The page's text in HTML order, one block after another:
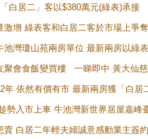
白居二」客以$380萬元(綠表)承接
激增 綠表客和白居二客於市場上
灣瓊山苑兩房單位 最新兩房以綠
聚會食飯變買樓 一睇即中 黃大仙
年 依然有價有市 最新兩房獲「白居
勢入市上車 牛池灣新世界居屋嘉峰
白居二年輕夫婦誠意感動業主簽